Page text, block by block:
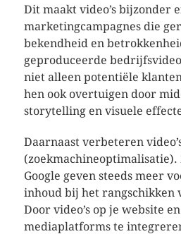
Dit maakt video’s bijzonder
marketingcampagnes die
bekendheid en
geproduceerde
niet alleen potentiële
hen ook overtuigen door
storytelling en visuele
Daarnaast verbeteren
(zoekmachineoptimalisatie).
Google geven steeds meer
inhoud bij het rangschikken
Door video’s op je website
mediaplatforms te